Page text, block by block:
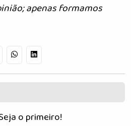
apenas formamos
o primeiro!